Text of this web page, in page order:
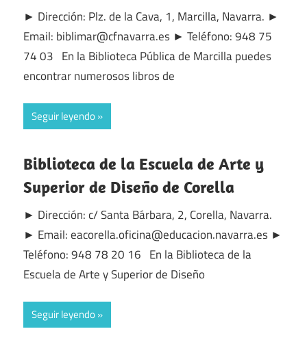
► Dirección: Plz. de la Cava, 1, Marcilla, Navarra. ►
Email: biblimar@cfnavarra.es ► Teléfono: 948 75
74 03 En la Biblioteca Pública de Marcilla puedes
encontrar numerosos libros de
Seguir leyendo
Biblioteca de la Escuela de Arte y
Superior de Diseño de Corella
► Dirección: c/ Santa Bárbara, 2, Corella, Navarra.
► Email: eacorella.oficina@educacion.navarra.es ►
Teléfono: 948 78 20 16 En la Biblioteca de la
Escuela de Arte y Superior de Diseño
Seguir leyendo